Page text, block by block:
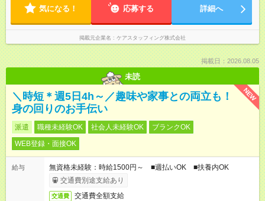
気になる！ 応募する 詳細へ
掲載元企業名 ケアスタッフィング株式会社
掲載日：2026.08.05
未読
NEW
＼時短＊週5日4h～／趣味や家事との両立も！
身の回りのお手伝い
派遣 職種未経験OK 社会人未経験OK
ブランクOK
WEB登録・面接OK
給与
無資格未経験：時給1500円～ ■週払いOK ■扶養内OK
交通費別途支給あり
交通費 交通費全額支給